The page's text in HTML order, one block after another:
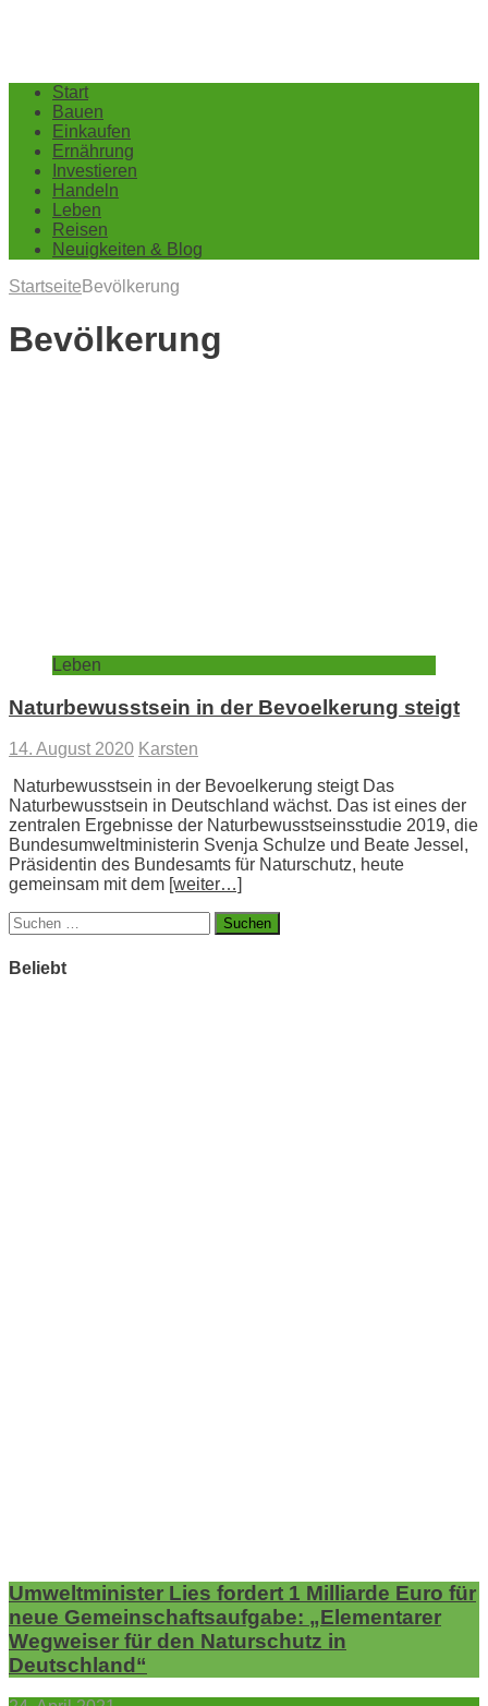
Start
Bauen
Einkaufen
Ernährung
Investieren
Handeln
Leben
Reisen
Neuigkeiten & Blog
Startseite Bevölkerung
Bevölkerung
Leben
Naturbewusstsein in der Bevoelkerung steigt
14. August 2020 Karsten
Naturbewusstsein in der Bevoelkerung steigt Das
Naturbewusstsein in Deutschland wächst. Das ist eines der
zentralen Ergebnisse der Naturbewusstseinsstudie 2019, die
Bundesumweltministerin Svenja Schulze und Beate Jessel,
Präsidentin des Bundesamts für Naturschutz, heute
gemeinsam mit dem [weiter…]
Suchen
nach:
Beliebt
Umweltminister Lies fordert 1 Milliarde Euro für
neue Gemeinschaftsaufgabe: „Elementarer
Wegweiser für den Naturschutz in
Deutschland“